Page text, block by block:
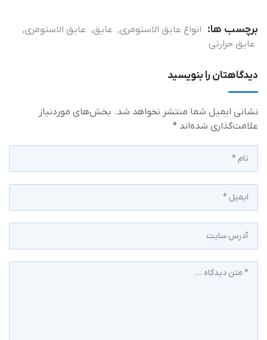
برچسب ها: انواع عایق الاستومری, عایق, عایق الاستومری,
عایق حرارتی
دیدگاهتان را بنویسید
نشانی ایمیل شما منتشر نخواهد شد. بخش‌های موردنیاز
علامت‌گذاری شده‌اند *